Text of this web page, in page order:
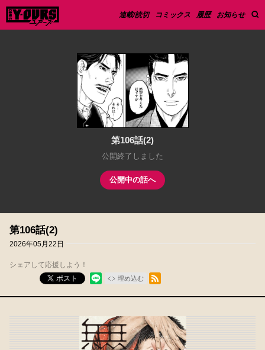
連載/読切 コミックス 履歴 お知らせ
第106話(2)
公開終了しました
公開中の話へ
第106話(2)
2026年05月22日
シェアして応援しよう！
ポスト
埋め込む
RSSフィード